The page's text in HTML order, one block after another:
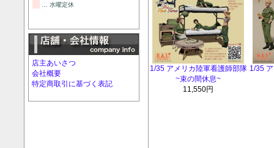
… 水曜定休
店主あいさつ
会社概要
特定商取引に基づく表記
1/35 アメリカ陸軍看護師部隊
~束の間休息~
11,550円
1/35